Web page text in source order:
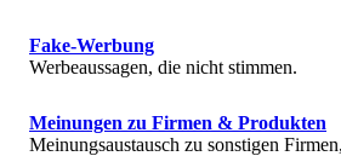
Fake-Werbung
Werbeaussagen, die nicht stimmen.
Meinungen zu Firmen & Produkten
Meinungsaustausch zu sonstigen